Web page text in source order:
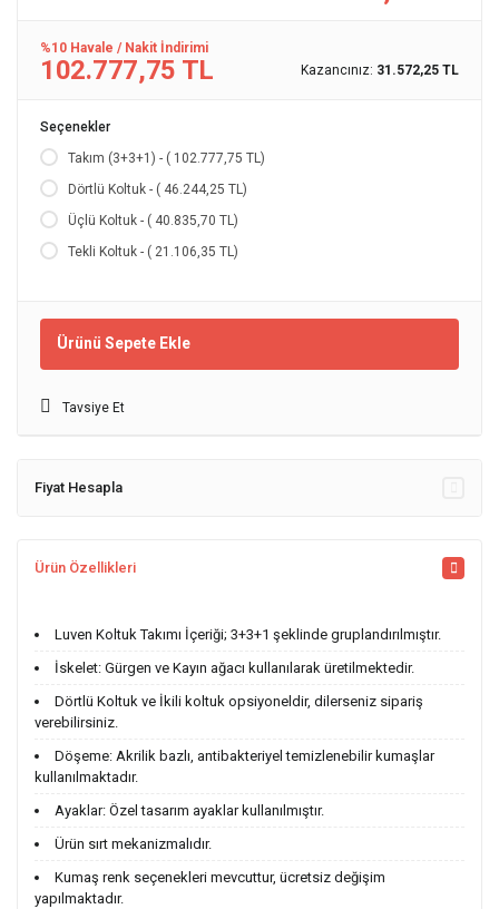
%10 Havale / Nakit İndirimi
102.777,75 TL Kazancınız: 31.572,25 TL
Seçenekler
Takım (3+3+1) - ( 102.777,75 TL)
Dörtlü Koltuk - ( 46.244,25 TL)
Üçlü Koltuk - ( 40.835,70 TL)
Tekli Koltuk - ( 21.106,35 TL)
Ürünü Sepete Ekle
Tavsiye Et
Fiyat Hesapla
Ürün Özellikleri
Luven Koltuk Takımı İçeriği; 3+3+1 şeklinde gruplandırılmıştır.
İskelet: Gürgen ve Kayın ağacı kullanılarak üretilmektedir.
Dörtlü Koltuk ve İkili koltuk opsiyoneldir, dilerseniz sipariş
verebilirsiniz.
Döşeme: Akrilik bazlı, antibakteriyel temizlenebilir kumaşlar
kullanılmaktadır.
Ayaklar: Özel tasarım ayaklar kullanılmıştır.
Ürün sırt mekanizmalıdır.
Kumaş renk seçenekleri mevcuttur, ücretsiz değişim
yapılmaktadır.